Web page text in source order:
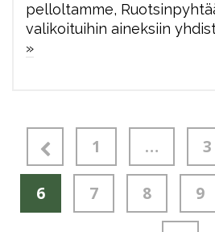
pelloltamme,
valikoituihin aineksiin
»
1 … 3
6 7 8 9